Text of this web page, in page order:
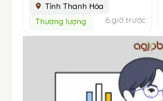
Tỉnh Thanh Hóa
Thương lượng
6 giờ trước